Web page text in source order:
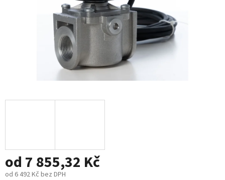
od 7 855,32 Kč
od 6 492 Kč bez DPH